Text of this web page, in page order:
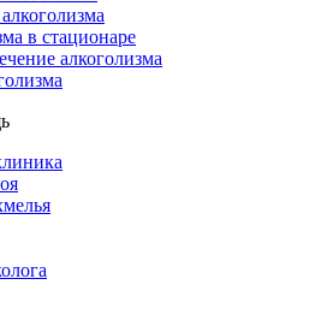
в стационаре
алкоголизма